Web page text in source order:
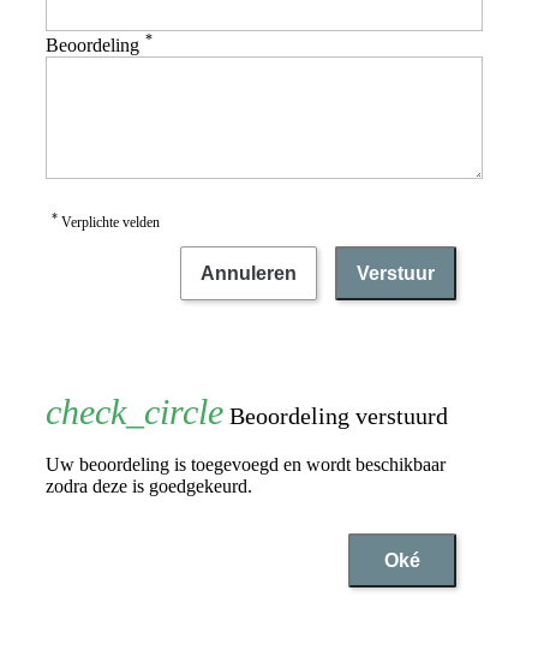
Beoordeling *
* Verplichte velden
Annuleren Verstuur
Beoordeling verstuurd
Uw beoordeling is toegevoegd en wordt beschikbaar
zodra deze is goedgekeurd.
Oké